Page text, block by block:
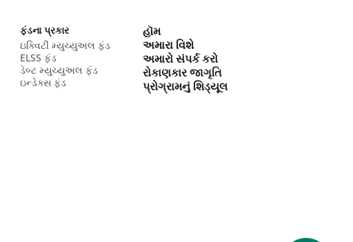
ફંડના પ્રકાર
ઇક્વિટી મ્યુચ્યુઅલ ફંડ
ELSS ફંડ
ડેબ્ટ મ્યુચ્યુઅલ ફંડ
ઇન્ડેક્સ ફંડ
હૉમ
અમારા વિશે
અમારો સંપર્ક કરો
રોકાણકાર જાગૃતિ
પ્રોગ્રામનું શિડ્યૂલ